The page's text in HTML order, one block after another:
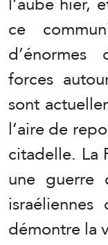
ce
forces
sont
l’aire de
citadelle. La
une guerre
démontre la